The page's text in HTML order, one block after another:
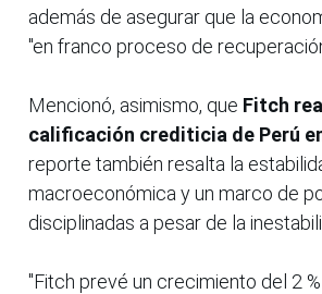
además de asegurar que la
"en franco proceso de
Mencionó, asimismo, que Fitch
calificación crediticia de Perú
reporte también resalta la
macroeconómica y un marco de
disciplinadas a pesar de la
"Fitch prevé un crecimiento del 2